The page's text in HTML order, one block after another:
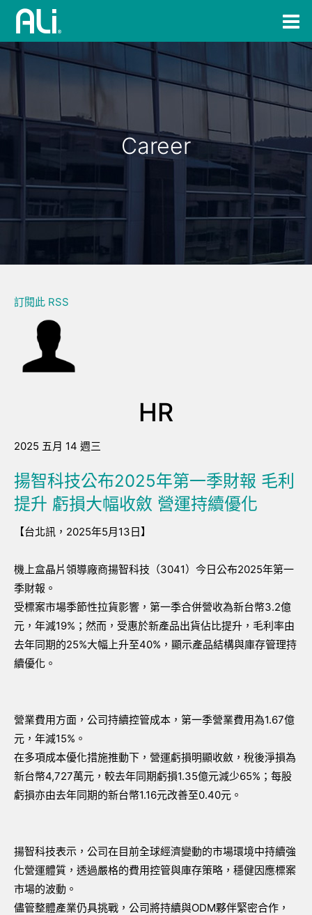
Career
訂閱此 RSS
HR
2025 五月 14 週三
揚智科技公布2025年第一季財報 毛利
提升 虧損大幅收斂 營運持續優化
【台北訊，2025年5月13日】
機上盒晶片領導廠商揚智科技（3041）今日公布2025年第一
季財報。
受標案市場季節性拉貨影響，第一季合併營收為新台幣3.2億
元，年減19%；然而，受惠於新產品出貨佔比提升，毛利率由
去年同期的25%大幅上升至40%，顯示產品結構與庫存管理持
續優化。
營業費用方面，公司持續控管成本，第一季營業費用為1.67億
元，年減15%。
在多項成本優化措施推動下，營運虧損明顯收斂，稅後淨損為
新台幣4,727萬元，較去年同期虧損1.35億元減少65%；每股
虧損亦由去年同期的新台幣1.16元改善至0.40元。
揚智科技表示，公司在目前全球經濟變動的市場環境中持續強
化營運體質，透過嚴格的費用控管與庫存策略，穩健因應標案
市場的波動。
儘管整體產業仍具挑戰，公司將持續與ODM夥伴緊密合作，